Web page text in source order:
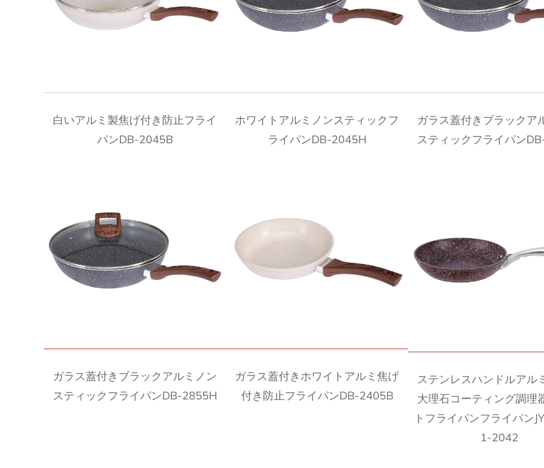
白いアルミ製焦げ付き防止フライ
パンDB-2045B
ホワイトアルミノンスティックフ
ライパンDB-2045H
ガラス蓋付きブラックア
スティックフライパン
ガラス蓋付きブラックアルミノン
スティックフライパンDB-2855H
ガラス蓋付きホワイトアルミ焦げ
付き防止フライパンDB-2405B
ステンレスハンドルアル
大理石コーティング調理
トフライパンフライパン
1-2042